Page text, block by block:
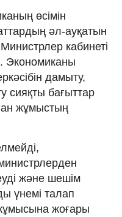
өсімін
әл-ауқатын
кабинеті
Экономиканы
дамыту,
сияқты бағыттар
жұмыстың
және шешім
үнемі талап
жұмысына жоғары